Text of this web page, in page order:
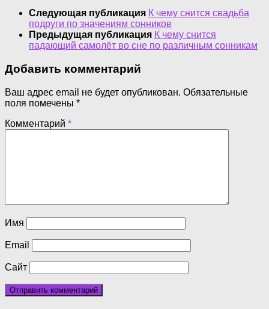
Следующая публикация К чему снится свадьба
подруги по значениям сонников
Предыдущая публикация К чему снится
падающий самолёт во сне по различным сонникам
Добавить комментарий
Ваш адрес email не будет опубликован. Обязательные
поля помечены *
Комментарий *
Имя
Email
Сайт